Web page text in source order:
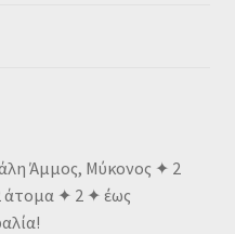
Άμμος, Μύκονος ✦ 2
άτομα ✦ 2 ✦ έως